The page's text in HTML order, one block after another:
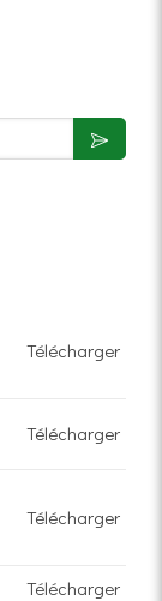
Télécharger
Télécharger
Télécharger
Télécharger